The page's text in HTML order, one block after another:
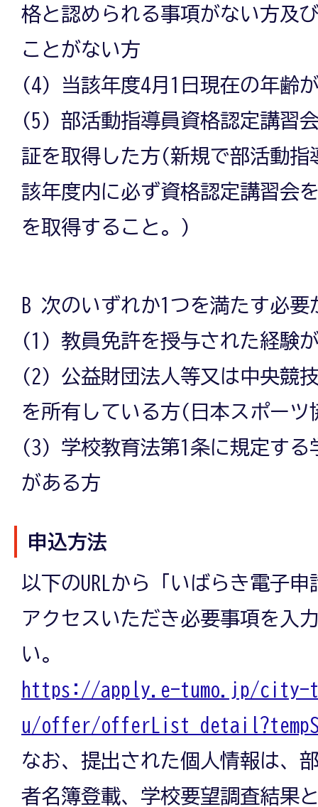
格と認められる事項がない方及
ことがない方
(4) 当該年度4月1日現在の年齢
(5) 部活動指導員資格認定講習
証を取得した方(新規で部活動指
該年度内に必ず資格認定講習会
を取得すること。)
B 次のいずれか1つを満たす必要
(1) 教員免許を授与された経験
(2) 公益財団法人等又は中央競
を所有している方(日本スポーツ
(3) 学校教育法第1条に規定する
がある方
申込方法
以下のURLから「いばらき電子
アクセスいただき必要事項を入
い。
https://apply.e-tumo.jp/city-
u/offer/
なお、提出された個人情報は、
者名簿登載、学校要望調査結果